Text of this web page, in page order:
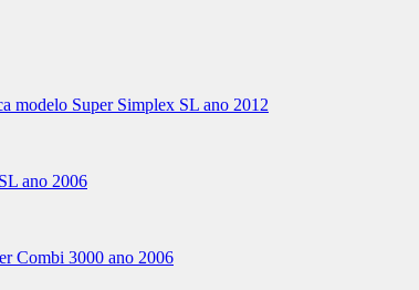
modelo Super Simplex SL ano 2012
ano 2006
Combi 3000 ano 2006